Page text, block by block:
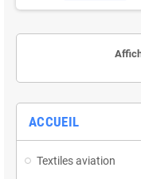
ACCUEIL
Textiles aviation